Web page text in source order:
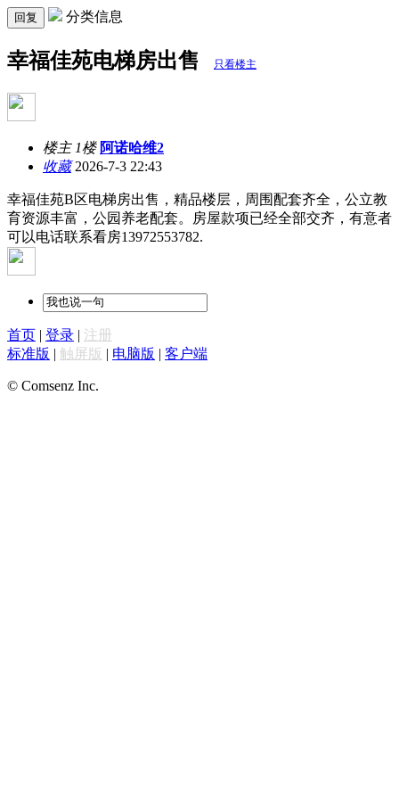
回复 分类信息
幸福佳苑电梯房出售 只看楼主
楼主 1楼 阿诺哈维2
收藏2026-7-3 22:43
幸福佳苑B区电梯房出售，精品楼层，周围配套齐全，公立教
育资源丰富，公园养老配套。房屋款项已经全部交齐，有意者
可以电话联系看房13972553782.
首页 | 登录 | 注册
标准版 | 触屏版 | 电脑版 | 客户端
© Comsenz Inc.